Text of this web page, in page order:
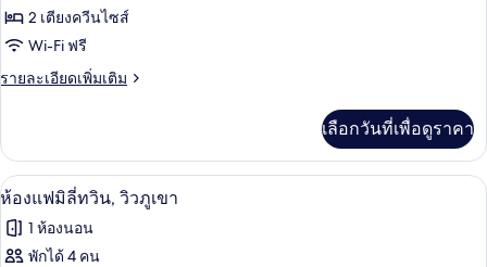
น,
วิว
ของ
ห้อง
แฟ
ลี่
ทวิน,
วิว
ภูเขา
2 เตียงควีนไซส์
Wi-Fi ฟรี
รายละเอียดเพิ่มเติม
ราย
เกี่ยว
กับ
ห้อง
มิ
ลี่
เลือกวันที่เพื่อดูราคา
เปิด
ภาพถ่าย
ทั้งหมด
เครื่องนอนระดับพรีเมียม, ผ้านวมขนเ
13
ห้องแฟมิลี่ทวิน, วิวภูเขา
1 ห้องนอน
พักได้ 4 คน